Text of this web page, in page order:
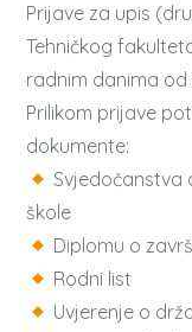
Prijave za upis
Tehničkog
radnim danima od
Prilikom prijave
dokumente:
Svjedočanstva
škole
Diplomu o
Rodni list
Uvjerenje o